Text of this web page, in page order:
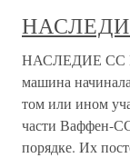
НАСЛЕДИЕ СС По
машина
том или ином
части Ваффен-
порядке. Их